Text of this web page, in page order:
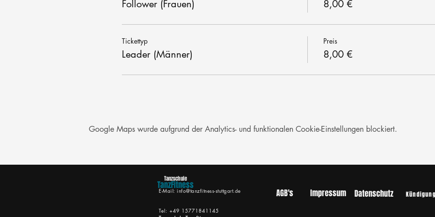
Follower (Frauen) 8,00 €
Tickettyp
Leader (Männer)
Preis
8,00 €
Google Maps wurde aufgrund der Analytics- und funktionalen Cookie-Einstellungen blockiert.
E-Mail: info@tanzfitness-stuttgart.de
Tanzschule
TanzFitness
AGB's Impressum Datenschutz Kündigung
Tel: +49 15771841145